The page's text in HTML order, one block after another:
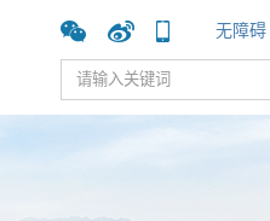
无障碍